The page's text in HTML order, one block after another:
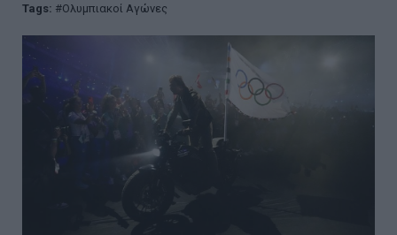
Tags:
Ολυμπιακοί Αγώνες